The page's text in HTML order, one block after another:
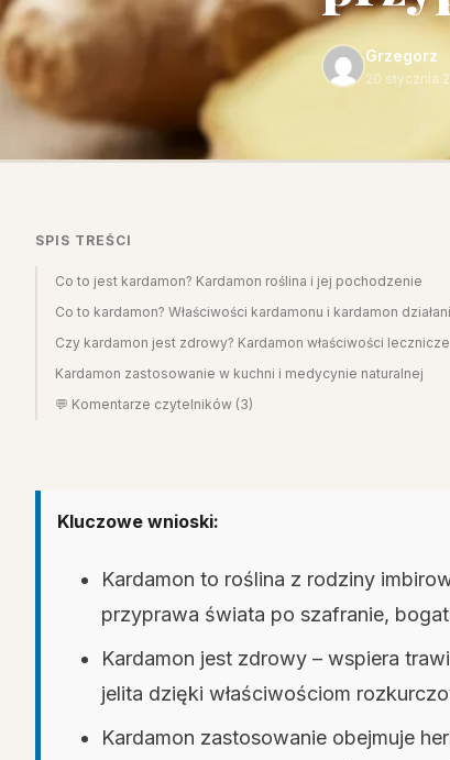
Grzegorz
20 stycznia
SPIS TREŚCI
Co to jest kardamon? Kardamon roślina i jej pochodzenie
Co to kardamon? Właściwości kardamonu i kardamon
Czy kardamon jest zdrowy? Kardamon właściwości lecznicze
Kardamon zastosowanie w kuchni i medycynie naturalnej
💬 Komentarze czytelników (3)
Kluczowe wnioski:
Kardamon to roślina z rodziny
przyprawa świata po szafranie,
Kardamon jest zdrowy – wspiera
jelita dzięki właściwościom
Kardamon zastosowanie obejmuje